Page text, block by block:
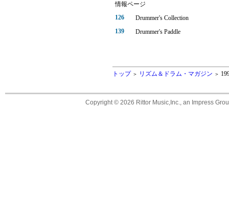
情報ページ
126
Drummer's Collection
139
Drummer's Paddle
トップ ＞ リズム＆ドラム・マガジン ＞
Copyright © 2026 Rittor Music,Inc., an Impress